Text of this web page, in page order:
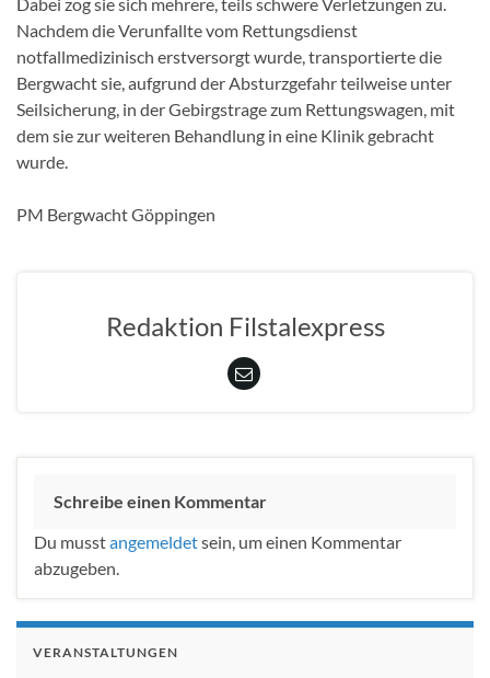
Nachdem die Verunfallte vom Rettungsdienst
notfallmedizinisch erstversorgt wurde, transportierte die
Bergwacht sie, aufgrund der Absturzgefahr teilweise unter
Seilsicherung, in der Gebirgstrage zum Rettungswagen, mit
dem sie zur weiteren Behandlung in eine Klinik gebracht
wurde.
PM Bergwacht Göppingen
Redaktion Filstalexpress
Schreibe einen Kommentar
Du musstangemeldetsein, um einen Kommentar
abzugeben.
VERANSTALTUNGEN